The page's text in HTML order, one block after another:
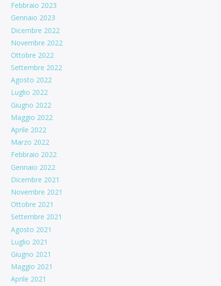
Febbraio 2023
Gennaio 2023
Dicembre 2022
Novembre 2022
Ottobre 2022
Settembre 2022
Agosto 2022
Luglio 2022
Giugno 2022
Maggio 2022
Aprile 2022
Marzo 2022
Febbraio 2022
Gennaio 2022
Dicembre 2021
Novembre 2021
Ottobre 2021
Settembre 2021
Agosto 2021
Luglio 2021
Giugno 2021
Maggio 2021
Aprile 2021